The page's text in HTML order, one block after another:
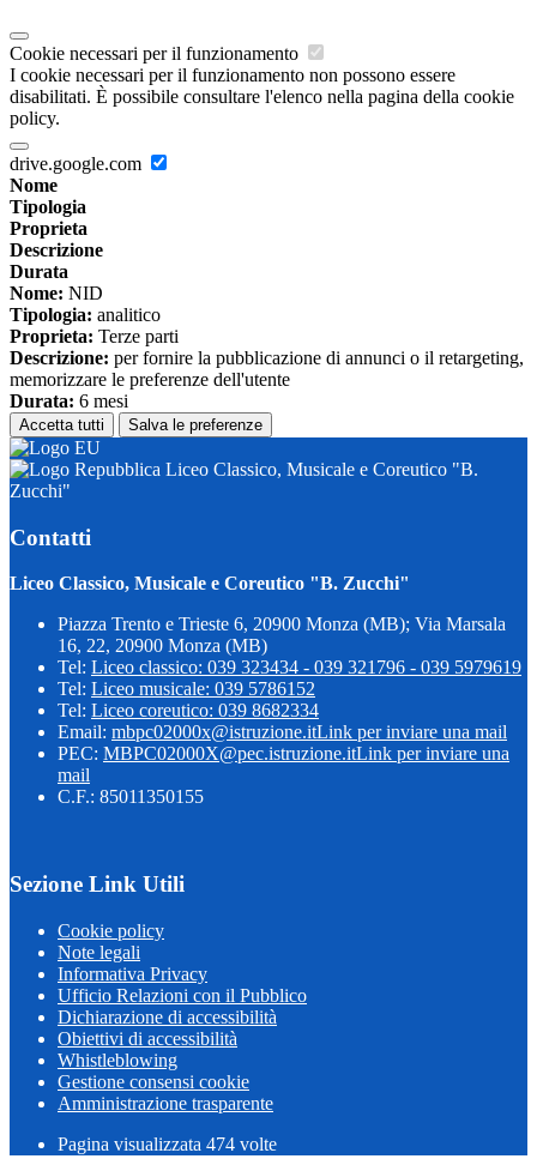
Cookie necessari per il funzionamento
I cookie necessari per il funzionamento non possono essere
disabilitati. È possibile consultare l'elenco nella pagina della cookie
policy.
drive.google.com
Nome
Tipologia
Proprieta
Descrizione
Durata
Nome: NID
Tipologia: analitico
Proprieta: Terze parti
Descrizione: per fornire la pubblicazione di annunci o il retargeting,
memorizzare le preferenze dell'utente
Durata: 6 mesi
Accetta tutti Salva le preferenze
Liceo Classico, Musicale e Coreutico "B.
Zucchi"
Contatti
Liceo Classico, Musicale e Coreutico "B. Zucchi"
Piazza Trento e Trieste 6, 20900 Monza (MB); Via Marsala
16, 22, 20900 Monza (MB)
Tel: Liceo classico: 039 323434 - 039 321796 - 039 5979619
Tel: Liceo musicale: 039 5786152
Tel: Liceo coreutico: 039 8682334
Email: mbpc02000x@istruzione.itLink per inviare una mail
PEC: MBPC02000X@pec.istruzione.itLink per inviare una
mail
C.F.: 85011350155
Sezione Link Utili
Cookie policy
Note legali
Informativa Privacy
Ufficio Relazioni con il Pubblico
Dichiarazione di accessibilità
Obiettivi di accessibilità
Whistleblowing
Gestione consensi cookie
Amministrazione trasparente
Pagina visualizzata 474 volte